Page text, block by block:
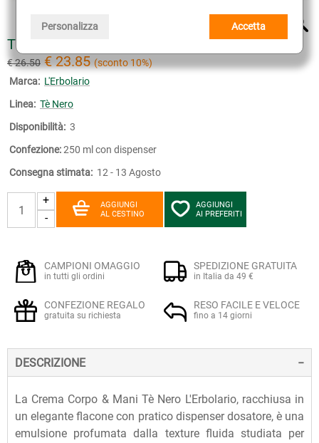
Personalizza Accetta
TÈ NERO CREMA PROFUMATA CORPO E MANI
€ 26.50 € 23.85 (sconto 10%)
Marca: L'Erbolario
Linea: Tè Nero
Disponibilità: 3
Confezione:250 ml con dispenser
Consegna stimata: 12 - 13 Agosto
+
-
AGGIUNGI
AL CESTINO
AGGIUNGI
AI PREFERITI
CAMPIONI OMAGGIO
in tutti gli ordini
SPEDIZIONE GRATUITA
in Italia da 49 €
CONFEZIONE REGALO
gratuita su richiesta
RESO FACILE E VELOCE
fino a 14 giorni
DESCRIZIONE
La Crema Corpo & Mani Tè Nero L'Erbolario, racchiusa in
un elegante flacone con pratico dispenser dosatore, è una
emulsione profumata dalla texture fluida studiata per